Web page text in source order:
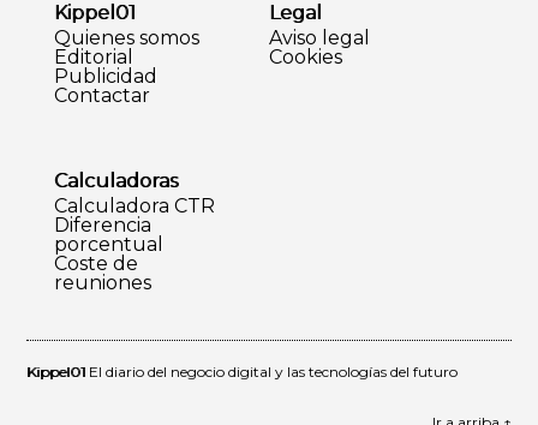
Kippel01
Quienes somos
Editorial
Publicidad
Contactar
Legal
Aviso legal
Cookies
Calculadoras
Calculadora CTR
Diferencia
porcentual
Coste de
reuniones
Kippel01 El diario del negocio digital y las tecnologías del futuro